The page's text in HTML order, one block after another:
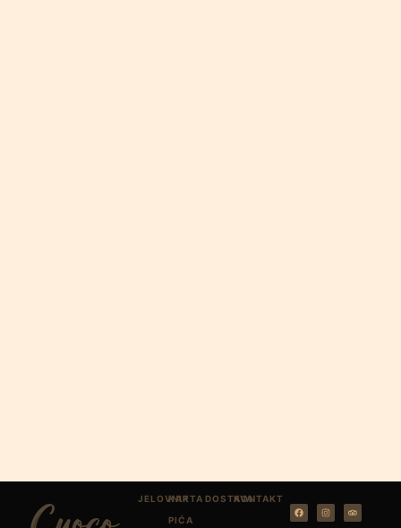
JELOVNIK
KARTA
PIĆA
DOSTAVAKONTAKT